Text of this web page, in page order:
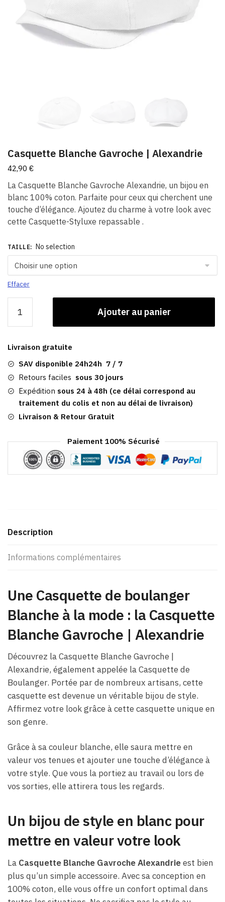
Casquette Blanche Gavroche | Alexandrie
42,90 €
La Casquette Blanche Gavroche Alexandrie, un bijou en
blanc 100% coton. Parfaite pour ceux qui cherchent une
touche d’élégance. Ajoutez du charme à votre look avec
cette Casquette-Styluxe repassable .
TAILLE: No selection
Effacer
Casquette
Gavroche
|
Alexandrie
Ajouter au panier
Livraison gratuite
SAV disponible 24h24h 7 / 7
Retours faciles sous 30 jours
Expédition sous 24 à 48h (ce délai correspond au
traitement du colis et non au délai de livraison)
Livraison & Retour Gratuit
Paiement 100% Sécurisé
Description
Informations complémentaires
Une Casquette de boulanger
Blanche à la mode : la Casquette
Blanche Gavroche | Alexandrie
Découvrez la Casquette Blanche Gavroche |
Alexandrie, également appelée la Casquette de
Boulanger. Portée par de nombreux artisans, cette
casquette est devenue un véritable bijou de style.
Affirmez votre look grâce à cette casquette unique en
son genre.
Grâce à sa couleur blanche, elle saura mettre en
valeur vos tenues et ajouter une touche d’élégance à
votre style. Que vous la portiez au travail ou lors de
vos sorties, elle attirera tous les regards.
Un bijou de style en blanc pour
mettre en valeur votre look
La Casquette Blanche Gavroche Alexandrieest bien
plus qu’un simple accessoire. Avec sa conception en
100% coton, elle vous offre un confort optimal dans